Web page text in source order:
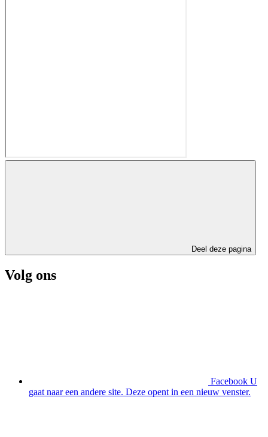
Deel deze pagina
Volg ons
Facebook U
gaat naar een andere site. Deze opent in een nieuw venster.